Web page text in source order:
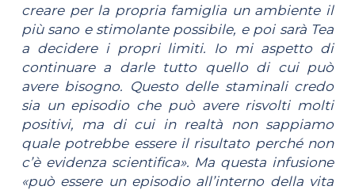
creare per la propria famiglia un ambiente il
più sano e stimolante possibile, e poi sarà Tea
a decidere i propri limiti. Io mi aspetto di
continuare a darle tutto quello di cui può
avere bisogno. Questo delle staminali credo
sia un episodio che può avere risvolti molti
positivi, ma di cui in realtà non sappiamo
quale potrebbe essere il risultato perché non
c’è evidenza scientifica». Ma questa infusione
«può essere un episodio all’interno della vita